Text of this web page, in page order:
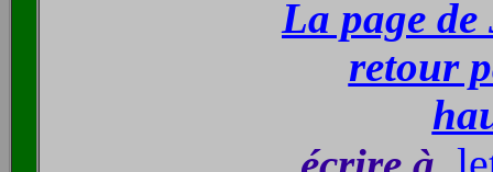
La page
retour